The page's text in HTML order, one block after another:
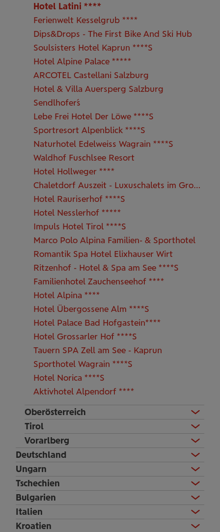
Hotel Latini ****
Ferienwelt Kesselgrub ****
Dips&Drops - The First Bike And Ski Hub
Soulsisters Hotel Kaprun ****S
Hotel Alpine Palace *****
ARCOTEL Castellani Salzburg
Hotel & Villa Auersperg Salzburg
Sendlhofer´s
Lebe Frei Hotel Der Löwe ****S
Sportresort Alpenblick ****S
Naturhotel Edelweiss Wagrain ****S
Waldhof Fuschlsee Resort
Hotel Hollweger ****
Chaletdorf Auszeit - Luxuschalets im Großarltal
Hotel Rauriserhof ****S
Hotel Nesslerhof *****
Impuls Hotel Tirol ****S
Marco Polo Alpina Familien- & Sporthotel
Romantik Spa Hotel Elixhauser Wirt
Ritzenhof - Hotel & Spa am See ****S
Familienhotel Zauchenseehof ****
Hotel Alpina ****
Hotel Übergossene Alm ****S
Hotel Palace Bad Hofgastein****
Hotel Grossarler Hof ****S
Tauern SPA Zell am See - Kaprun
Sporthotel Wagrain ****S
Hotel Norica ****S
Aktivhotel Alpendorf ****
Oberösterreich
Tirol
Vorarlberg
Deutschland
Ungarn
Tschechien
Bulgarien
Italien
Kroatien